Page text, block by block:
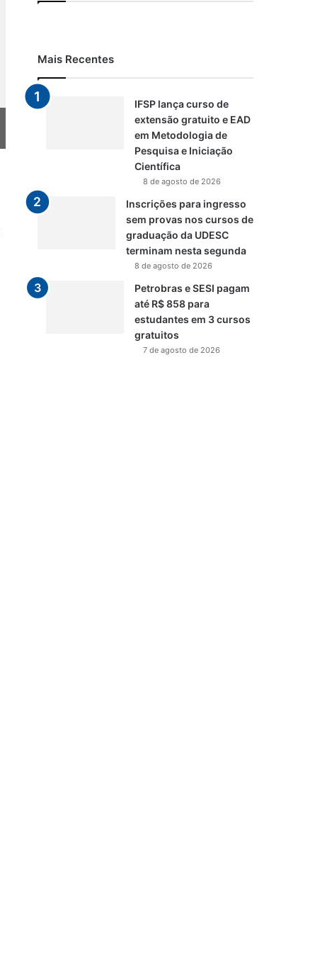
Mais Recentes
IFSP lança curso de
extensão gratuito e EAD
em Metodologia de
Pesquisa e Iniciação
Científica
8 de agosto de 2026
Inscrições para ingresso
sem provas nos cursos de
graduação da UDESC
terminam nesta segunda
8 de agosto de 2026
Petrobras e SESI pagam
até R$ 858 para
estudantes em 3 cursos
gratuitos
7 de agosto de 2026